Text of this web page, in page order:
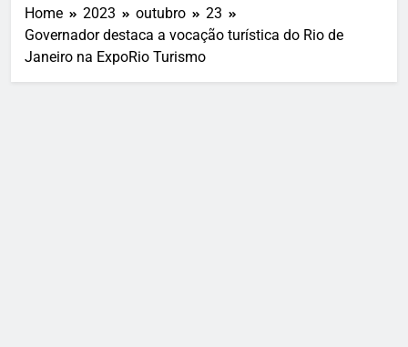
Home 2023 outubro
23
Governador destaca a vocação turística do Rio de
Janeiro na ExpoRio Turismo